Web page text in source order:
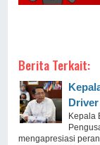
Berita Terkait:
Kepala
mengapresiasi